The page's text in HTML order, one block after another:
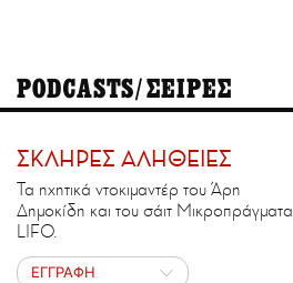
PODCASTS/ΣΕΙΡΕΣ
ΣΚΛΗΡΕΣ ΑΛΗΘΕΙΕΣ
Τα ηχητικά ντοκιμαντέρ του Άρη
Δημοκίδη και του σάιτ Μικροπράγματα
LIFO.
ΕΓΓΡΑΦΗ